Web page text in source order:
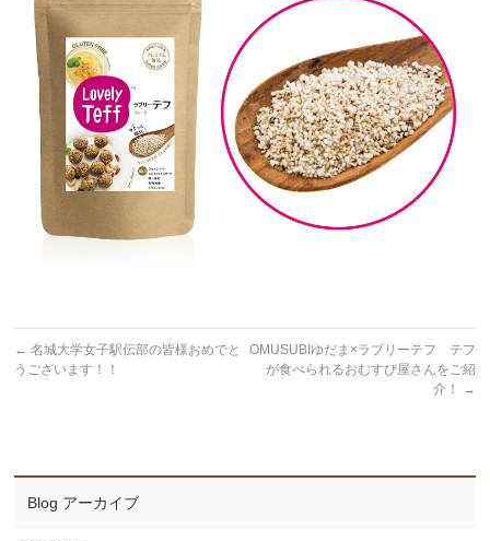
← 名城大学女子駅伝部の皆様おめでと
うございます！！
OMUSUBIゆだま×ラブリーテフ テフ
が食べられるおむすび屋さんをご紹
介！
→
Blog アーカイブ